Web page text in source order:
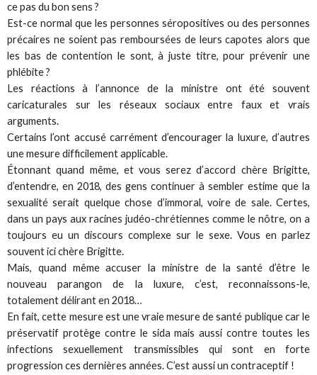
ce pas du bon sens ?
Est-ce normal que les personnes séropositives ou des personnes
précaires ne soient pas remboursées de leurs capotes alors que
les bas de contention le sont, à juste titre, pour prévenir une
phlébite ?
Les réactions à l’annonce de la ministre ont été souvent
caricaturales sur les réseaux sociaux entre faux et vrais
arguments.
Certains l’ont accusé carrément d’encourager la luxure, d’autres
une mesure difficilement applicable.
Étonnant quand même, et vous serez d’accord chère Brigitte,
d’entendre, en 2018, des gens continuer à sembler estime que la
sexualité serait quelque chose d’immoral, voire de sale. Certes,
dans un pays aux racines judéo-chrétiennes comme le nôtre, on a
toujours eu un discours complexe sur le sexe. Vous en parlez
souvent ici chère Brigitte.
Mais, quand même accuser la ministre de la santé d’être le
nouveau parangon de la luxure, c’est, reconnaissons-le,
totalement délirant en 2018…
En fait, cette mesure est une vraie mesure de santé publique car le
préservatif protège contre le sida mais aussi contre toutes les
infections sexuellement transmissibles qui sont en forte
progression ces dernières années. C’est aussi un contraceptif !